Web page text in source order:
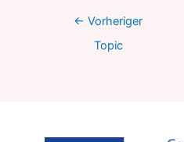
← Vorheriger
Topic